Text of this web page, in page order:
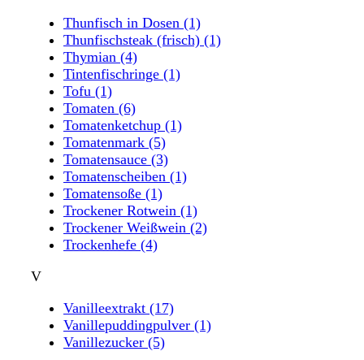
Thunfisch in Dosen (1)
Thunfischsteak (frisch) (1)
Thymian (4)
Tintenfischringe (1)
Tofu (1)
Tomaten (6)
Tomatenketchup (1)
Tomatenmark (5)
Tomatensauce (3)
Tomatenscheiben (1)
Tomatensoße (1)
Trockener Rotwein (1)
Trockener Weißwein (2)
Trockenhefe (4)
V
Vanilleextrakt (17)
Vanillepuddingpulver (1)
Vanillezucker (5)